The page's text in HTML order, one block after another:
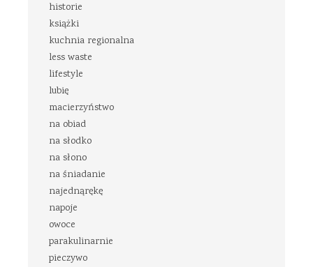
historie
książki
kuchnia regionalna
less waste
lifestyle
lubię
macierzyństwo
na obiad
na słodko
na słono
na śniadanie
najednąrękę
napoje
owoce
parakulinarnie
pieczywo